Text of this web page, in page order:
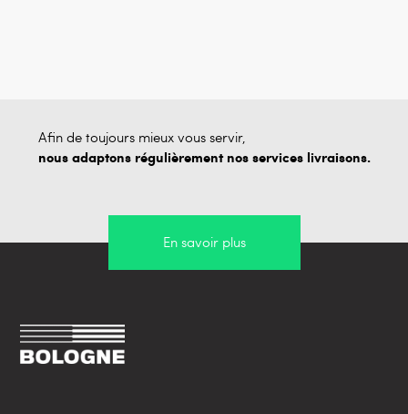
Afin de toujours mieux vous servir,
nous adaptons régulièrement nos services livraisons.
En savoir plus